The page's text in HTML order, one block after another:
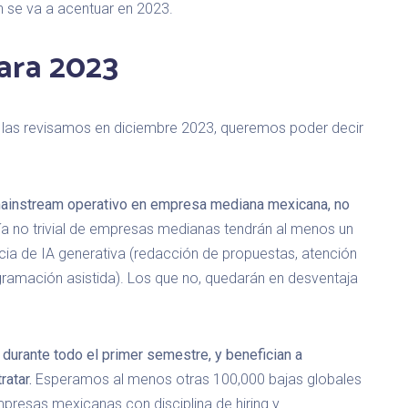
va a acentuar en 2023.
2023
revisamos en diciembre 2023, queremos poder decir
operativo en empresa mediana mexicana, no
no trivial de empresas medianas tendrán al menos un
de IA generativa (redacción de propuestas, atención
asistida). Los que no, quedarán en desventaja
todo el primer semestre, y benefician a
Esperamos al menos otras 100,000 bajas globales
mexicanas con disciplina de hiring y